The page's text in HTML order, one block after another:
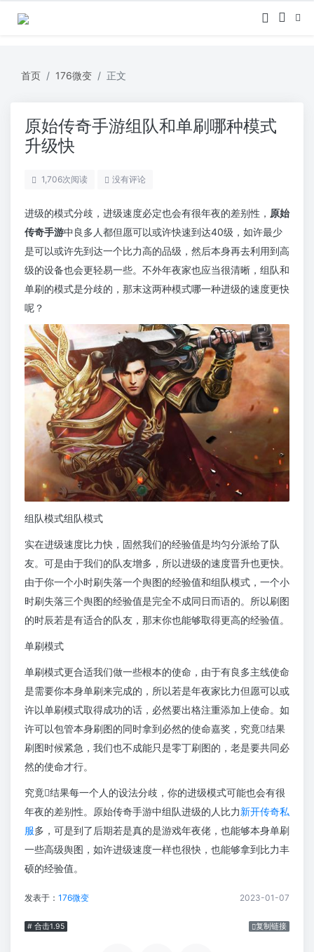
首页 176微变 正文
原始传奇手游组队和单刷哪种模式
升级快
1,706次阅读 没有评论
进级的模式分歧，进级速度必定也会有很年夜的差别性， 原始
传奇手游中良多人都但愿可以或许快速到达40级，如许最少
是可以或许先到达一个比力高的品级，然后本身再去利用到高
级的设备也会更轻易一些。不外年夜家也应当很清晰，组队和
单刷的模式是分歧的，那末这两种模式哪一种进级的速度更快
呢？
组队模式组队模式
实在进级速度比力快，固然我们的经验值是均匀分派给了队
友。可是由于我们的队友增多，所以进级的速度晋升也更快。
由于你一个小时刷失落一个舆图的经验值和组队模式，一个小
时刷失落三个舆图的经验值是完全不成同日而语的。所以刷图
的时辰若是有适合的队友，那末你也能够取得更高的经验值。
单刷模式
单刷模式更合适我们做一些根本的使命，由于有良多主线使命
是需要你本身单刷来完成的，所以若是年夜家比力但愿可以或
许以单刷模式取得成功的话，必然要出格注重添加上使命。如
许可以包管本身刷图的同时拿到必然的使命嘉奖，究竟结果
刷图时候紧急，我们也不成能只是零丁刷图的，老是要共同必
然的使命才行。
究竟结果每一个人的设法分歧，你的进级模式可能也会有很
年夜的差别性。原始传奇手游中组队进级的人比力新开传奇私
服多，可是到了后期若是真的是游戏年夜佬，也能够本身单刷
一些高级舆图，如许进级速度一样也很快，也能够拿到比力丰
硕的经验值。
发表于： 176微变 2023-01-07
# 合击1.95 复制链接